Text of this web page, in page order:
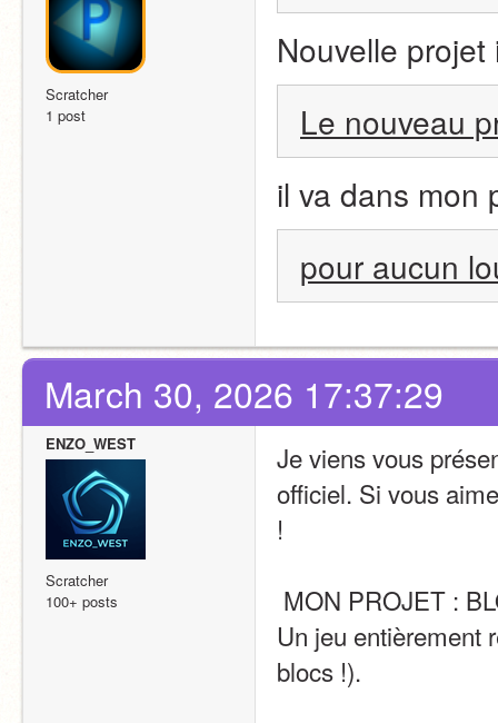
Scratcher
1 post
Nouvelle
Le nouveau
il va dans
pour aucun
March 30, 2026 17:37:29
ENZO_WEST
Scratcher
100+ posts
Je viens vous
officiel. Si vous
!
MON PROJET :
Un jeu entièrement
blocs !).